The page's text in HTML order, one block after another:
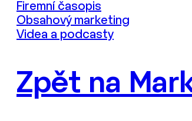
Firemní časopis
Obsahový marketing
Videa a podcasty
Zpět na